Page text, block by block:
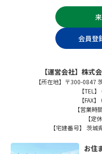
会員登
【運営会社】株式
【所在地】〒300-0847
【TEL
【FAX
【営業時
【定
【宅建番号】 茨
お住